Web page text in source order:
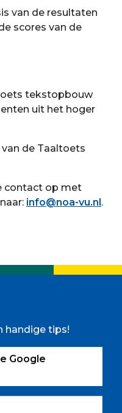
van de resultaten
scores van de
tekstopbouw
uit het hoger
de Taaltoets
contact op met
info@noa-vu.nl.
handige tips!
Google